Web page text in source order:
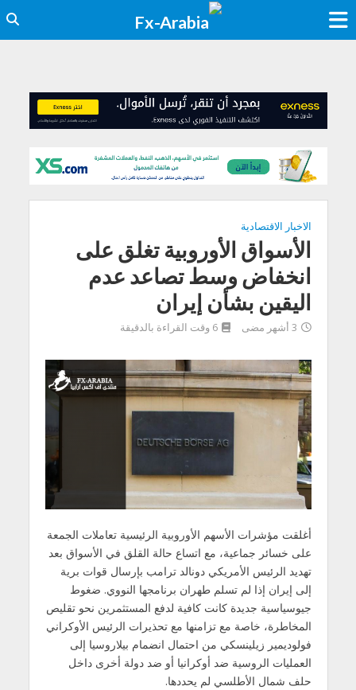
الاخبار الاقتصادية
الأسواق الأوروبية تغلق على
انخفاض وسط تصاعد عدم
اليقين بشأن إيران
3 أشهر مضى 6 وقت القراءة بالدقيقة
أغلقت مؤشرات الأسهم الأوروبية الرئيسية تعاملات الجمعة
على خسائر جماعية، مع اتساع حالة القلق في الأسواق بعد
تهديد الرئيس الأمريكي دونالد ترامب بإرسال قوات برية
إلى إيران إذا لم تسلم طهران برنامجها النووي. ضغوط
جيوسياسية جديدة كانت كافية لدفع المستثمرين نحو تقليص
المخاطرة، خاصة مع تزامنها مع تحذيرات الرئيس الأوكراني
فولوديمير زيلينسكي من احتمال انضمام بيلاروسيا إلى
العمليات الروسية ضد أوكرانيا أو ضد دولة أخرى داخل
حلف شمال الأطلسي لم يحددها.